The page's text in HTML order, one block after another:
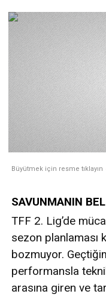
Büyütmek için resme tıklayın
SAVUNMANIN
TFF 2. Lig’de
sezon planlaması
bozmuyor.
performansla
arasına giren ve